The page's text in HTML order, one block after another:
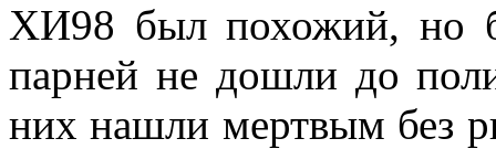
ХИ98 был похожий, но
парней не дошли до
них нашли мертвым без